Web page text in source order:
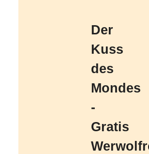
Der
Kuss
des
Mondes
-
Gratis